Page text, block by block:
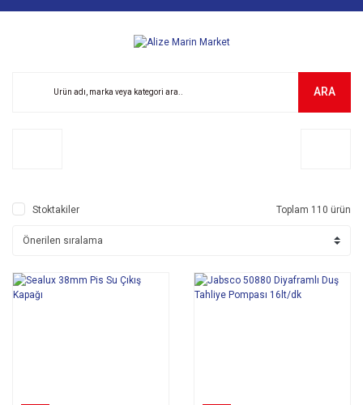
ARA
Stoktakiler Toplam 110 ürün